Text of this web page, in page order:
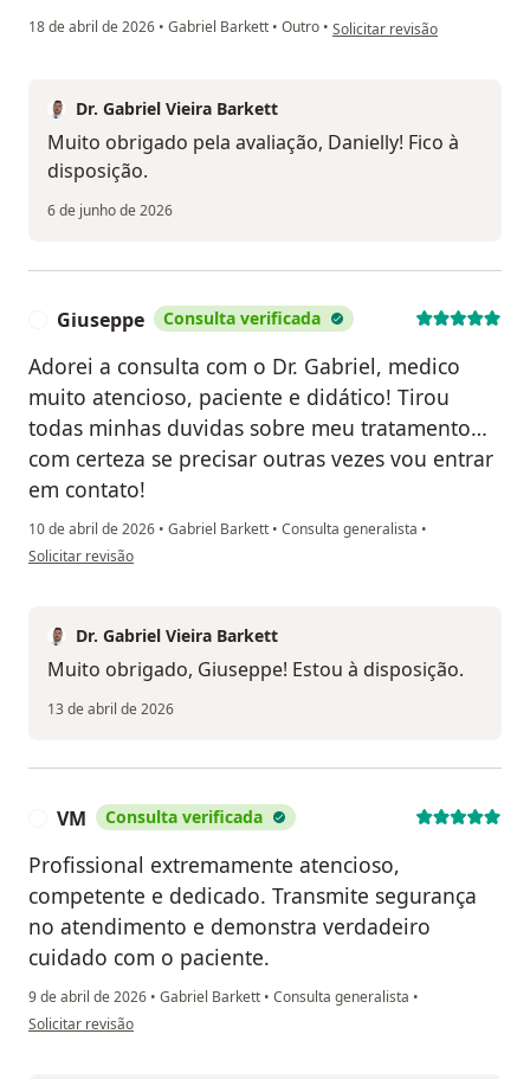
18 de abril de 2026 • Gabriel Barkett • Outro • na opinião do utilizador
Solicitar revisão
Dr. Gabriel Vieira Barkett
Muito obrigado pela avaliação, Danielly! Fico à
disposição.
6 de junho de 2026
Giuseppe Consulta verificada
Adorei a consulta com o Dr. Gabriel, medico
muito atencioso, paciente e didático! Tirou
todas minhas duvidas sobre meu tratamento…
com certeza se precisar outras vezes vou entrar
em contato!
10 de abril de 2026 • Gabriel Barkett • Consulta generalista •
na opinião do utilizador Giuseppe
Solicitar revisão
Dr. Gabriel Vieira Barkett
Muito obrigado, Giuseppe! Estou à disposição.
13 de abril de 2026
VM Consulta verificada
Profissional extremamente atencioso,
competente e dedicado. Transmite segurança
no atendimento e demonstra verdadeiro
cuidado com o paciente.
9 de abril de 2026 • Gabriel Barkett • Consulta generalista •
na opinião do utilizador VM
Solicitar revisão